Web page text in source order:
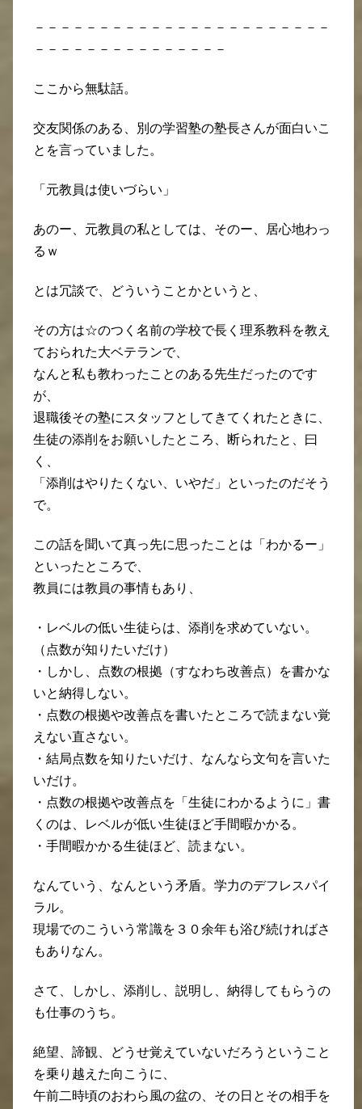
－－－－－－－－－－－－－－－－－－－－－－－
－－－－－－－－－－－－－－－
ここから無駄話。
交友関係のある、別の学習塾の塾長さんが面白いこ
とを言っていました。
「元教員は使いづらい」
あのー、元教員の私としては、そのー、居心地わっ
るｗ
とは冗談で、どういうことかというと、
その方は☆のつく名前の学校で長く理系教科を教え
ておられた大ベテランで、
なんと私も教わったことのある先生だったのです
が、
退職後その塾にスタッフとしてきてくれたときに、
生徒の添削をお願いしたところ、断られたと、曰
く、
「添削はやりたくない、いやだ」といったのだそう
で。
この話を聞いて真っ先に思ったことは「わかるー」
といったところで、
教員には教員の事情もあり、
・レベルの低い生徒らは、添削を求めていない。
（点数が知りたいだけ）
・しかし、点数の根拠（すなわち改善点）を書かな
いと納得しない。
・点数の根拠や改善点を書いたところで読まない覚
えない直さない。
・結局点数を知りたいだけ、なんなら文句を言いた
いだけ。
・点数の根拠や改善点を「生徒にわかるように」書
くのは、レベルが低い生徒ほど手間暇かかる。
・手間暇かかる生徒ほど、読まない。
なんていう、なんという矛盾。学力のデフレスパイ
ラル。
現場でのこういう常識を３０余年も浴び続ければさ
もありなん。
さて、しかし、添削し、説明し、納得してもらうの
も仕事のうち。
絶望、諦観、どうせ覚えていないだろうということ
を乗り越えた向こうに、
午前二時頃のおわら風の盆の、その日とその相手を